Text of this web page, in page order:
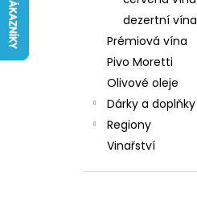
dezertní vína
Prémiová vína
Pivo Moretti
Olivové oleje
Dárky a doplňky
Regiony
Vinařství
242 Kč